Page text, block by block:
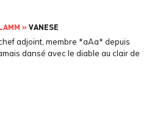
»VANESE
adjoint, membre *aAa* depuis
dansé avec le diable au clair de